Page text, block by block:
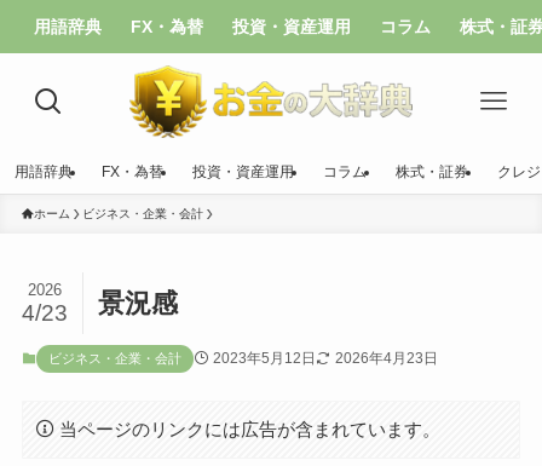
用語辞典 FX・為替 投資・資産運用 コラム 株式・証
用語辞典 FX・為替 投資・資産運用 コラム 株式・証券 クレ
ホーム ビジネス・企業・会計
景況感
2026
4/23
ビジネス・企業・会計 2023年5月12日 2026年4月23日
当ページのリンクには広告が含まれています。